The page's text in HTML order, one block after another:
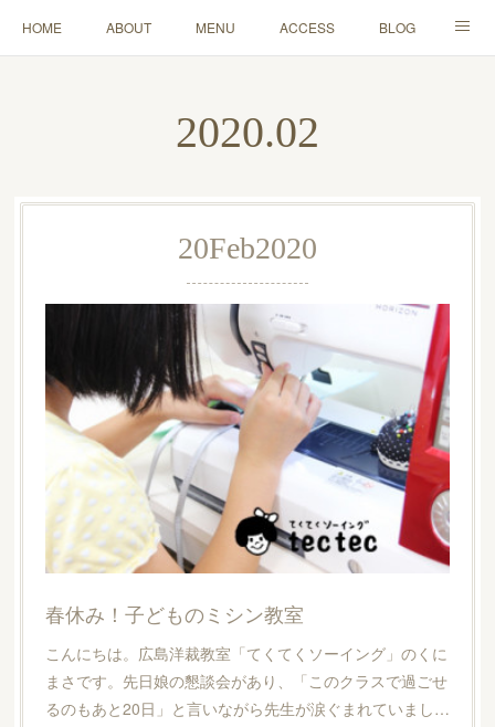
HOME ABOUT MENU ACCESS BLOG
2020.02
20Feb2020
春休み！子どものミシン教室
こんにちは。広島洋裁教室「てくてくソーイング」のくに
まさです。先日娘の懇談会があり、「このクラスで過ごせ
るのもあと20日」と言いながら先生が涙ぐまれていまし…